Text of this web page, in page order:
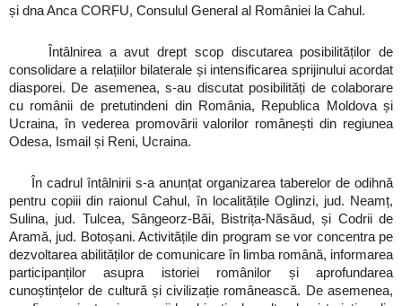
și dna Anca CORFU, Consulul General al României la Cahul.
Întâlnirea a avut drept scop discutarea posibilităților de
consolidare a relațiilor bilaterale și intensificarea sprijinului acordat
diasporei. De asemenea, s-au discutat posibilități de colaborare
cu românii de pretutindeni din România, Republica Moldova și
Ucraina, în vederea promovării valorilor românești din regiunea
Odesa, Ismail și Reni, Ucraina.
În cadrul întâlnirii s-a anunțat organizarea taberelor de odihnă
pentru copiii din raionul Cahul, în localitățile Oglinzi, jud. Neamț,
Sulina, jud. Tulcea, Sângeorz-Băi, Bistrița-Năsăud, și Codrii de
Aramă, jud. Botoșani. Activitățile din program se vor concentra pe
dezvoltarea abilităților de comunicare în limba română, informarea
participanților asupra istoriei românilor și aprofundarea
cunoștințelor de cultură și civilizație românească. De asemenea,